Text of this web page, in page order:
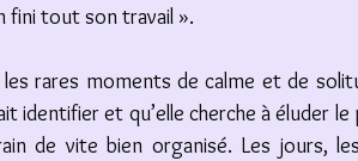
fini tout son travail ».
les rares moments de calme et de
identifier et qu’elle cherche à éluder
de vite bien organisé. Les jours,